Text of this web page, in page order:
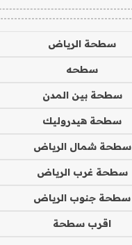
سطحة الرياض
سطحه
سطحة بين المدن
سطحة هيدروليك
سطحة شمال الرياض
سطحة غرب الرياض
سطحة جنوب الرياض
اقرب سطحة